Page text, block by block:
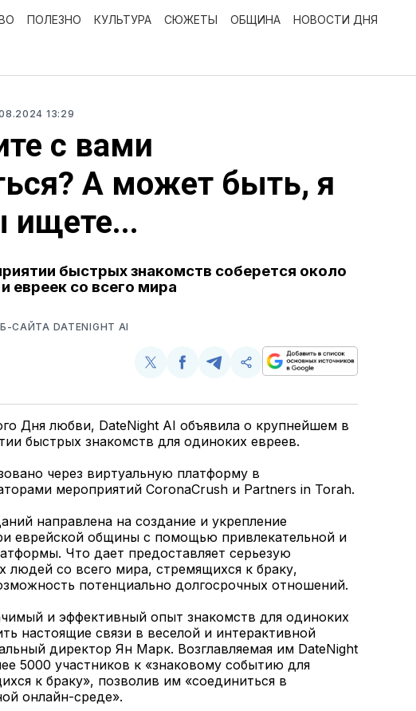
ПОЛЕЗНО КУЛЬТУРА СЮЖЕТЫ ОБЩИНА НОВОСТИ ДНЯ
13:29
с вами
А может быть, я
ищете...
быстрых знакомств соберется около
евреек со всего мира
DATENIGHT AI
Поделиться
Twitter
Поделиться
Facebook
Поделиться
Telegram
Скопируйте
поделитесь
Дня любви, DateNight AI объявила о крупнейшем в
быстрых знакомств для одиноких евреев.
через виртуальную платформу в
мероприятий CoronaCrush и Partners in Torah.
направлена ​​на создание и укрепление
еврейской общины с помощью привлекательной и
Что дает предоставляет серьезую
людей со всего мира, стремящихся к браку,
потенциально долгосрочных отношений.
и эффективный опыт знакомств для одиноких
настоящие связи в веселой и интерактивной
директор Ян Марк. Возглавляемая им DateNight
5000 участников к «знаковому событию для
к браку», позволив им «соединиться в
онлайн-среде».